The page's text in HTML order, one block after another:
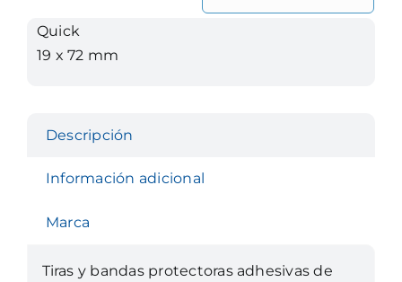
Quick
19 x 72 mm
Descripción
Información adicional
Marca
Tiras y bandas protectoras adhesivas de